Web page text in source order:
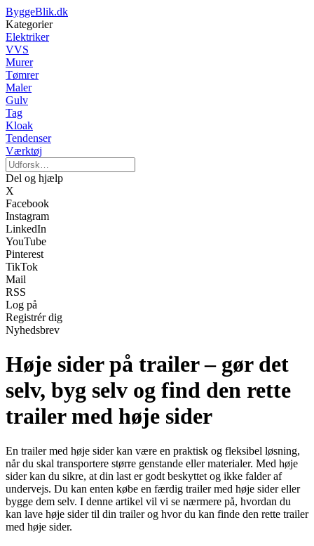
ByggeBlik.dk
Kategorier
Elektriker
VVS
Murer
Tømrer
Maler
Gulv
Tag
Kloak
Tendenser
Værktøj
Del og hjælp
X
Facebook
Instagram
LinkedIn
YouTube
Pinterest
TikTok
Mail
RSS
Log på
Registrér dig
Nyhedsbrev
Høje sider på trailer – gør det
selv, byg selv og find den rette
trailer med høje sider
En trailer med høje sider kan være en praktisk og fleksibel løsning,
når du skal transportere større genstande eller materialer. Med høje
sider kan du sikre, at din last er godt beskyttet og ikke falder af
undervejs. Du kan enten købe en færdig trailer med høje sider eller
bygge dem selv. I denne artikel vil vi se nærmere på, hvordan du
kan lave høje sider til din trailer og hvor du kan finde den rette trailer
med høje sider.